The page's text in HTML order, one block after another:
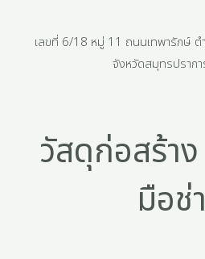
เลขที่ 6/18 หมู่ 11 ถนนเทพารักษ์ ต
จังหวัดสมุทรปราก
วัสดุก่อสร้า
มือช่